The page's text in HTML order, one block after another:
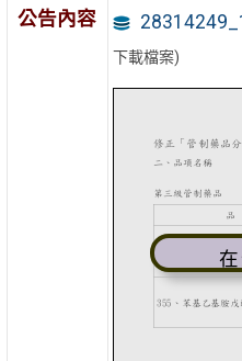
公告內容
下載檔案)